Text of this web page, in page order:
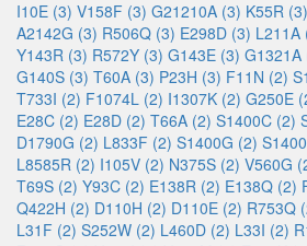
I10E (3) V158F (3) G21210A (3) K55R (3)
A2142G (3) R506Q (3) E298D (3) L211A
Y143R (3) R572Y (3) G143E (3) G1321A
G140S (3) T60A (3) P23H (3) F11N (2)
T733I (2) F1074L (2) I1307K (2) G250E
E28C (2) E28D (2) T66A (2) S1400C (2)
D1790G (2) L833F (2) S1400G (2)
L8585R (2) I105V (2) N375S (2) V560G
T69S (2) Y93C (2) E138R (2) E138Q (2)
Q422H (2) D110H (2) D110E (2) R753Q
L31F (2) S252W (2) L460D (2) L33I (2)